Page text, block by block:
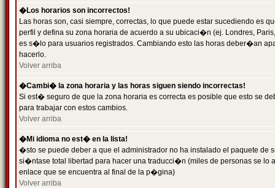
�Los horarios son incorrectos!
Las horas son, casi siempre, correctas, lo que puede estar sucediendo es
perfil y defina su zona horaria de acuerdo a su ubicaci�n (ej. Londres,
es s�lo para usuarios registrados. Cambiando esto las horas deber�an
hacerlo.
Volver arriba
�Cambi� la zona horaria y las horas siguen siendo incorrectas!
Si est� seguro de que la zona horaria es correcta es posible que esto se
para trabajar con estos cambios.
Volver arriba
�Mi idioma no est� en la lista!
�sto se puede deber a que el administrador no ha instalado el paquete
si�ntase total libertad para hacer una traducci�n (miles de personas se
enlace que se encuentra al final de la p�gina)
Volver arriba